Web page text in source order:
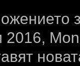
2016,